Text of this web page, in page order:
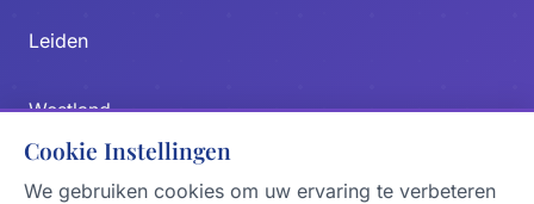
Leiden
Westland
Zoetermeer
Cookie Instellingen
We gebruiken cookies om uw ervaring te verbeteren